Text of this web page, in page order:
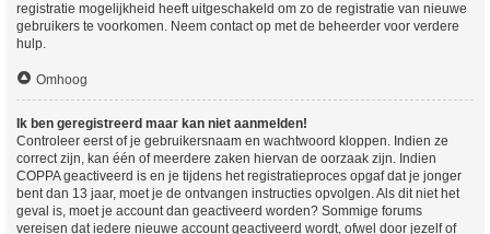
registratie mogelijkheid heeft uitgeschakeld om zo de registratie van nieuwe
gebruikers te voorkomen. Neem contact op met de beheerder voor verdere
hulp.
Omhoog
Ik ben geregistreerd maar kan niet aanmelden!
Controleer eerst of je gebruikersnaam en wachtwoord kloppen. Indien ze
correct zijn, kan één of meerdere zaken hiervan de oorzaak zijn. Indien
COPPA geactiveerd is en je tijdens het registratieproces opgaf dat je jonger
bent dan 13 jaar, moet je de ontvangen instructies opvolgen. Als dit niet het
geval is, moet je account dan geactiveerd worden? Sommige forums
vereisen dat iedere nieuwe account geactiveerd wordt, ofwel door jezelf of